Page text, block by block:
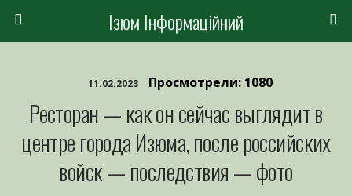
Ізюм Інформаційний
11.02.2023 Просмотрели: 1080
Ресторан — как он сейчас выглядит в
центре города Изюма, после российских
войск — последствия — фото